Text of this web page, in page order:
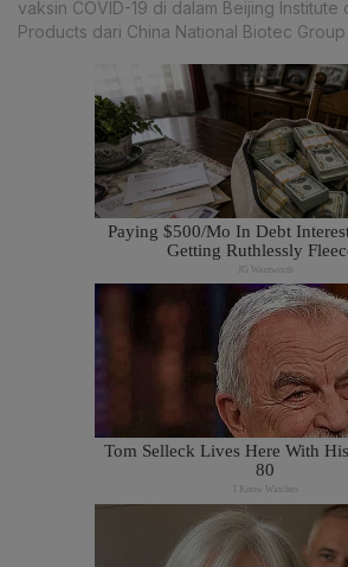
vaksin COVID-19 di dalam Beijing Institute
Products dari China National Biotec